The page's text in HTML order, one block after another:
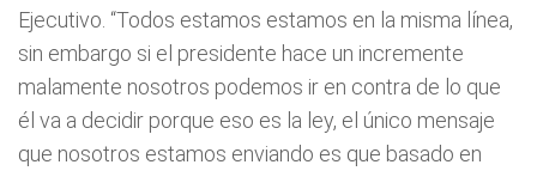
Ejecutivo. “Todos estamos estamos en la misma línea,
sin embargo si el presidente hace un incremente
malamente nosotros podemos ir en contra de lo que
él va a decidir porque eso es la ley, el único mensaje
que nosotros estamos enviando es que basado en